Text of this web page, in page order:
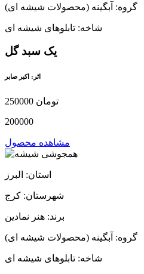
گروه: آبگینه (محصولات شیشه ای)
شاخه: تابلوهای شیشه ای
یک سبد گل
اثر: اکبر صابر
250000 تومان
200000
مشاهده محصول
استان: البرز
شهرستان: کرج
برند: هنر نمادین
گروه: آبگینه (محصولات شیشه ای)
شاخه: تابلوهای شیشه ای